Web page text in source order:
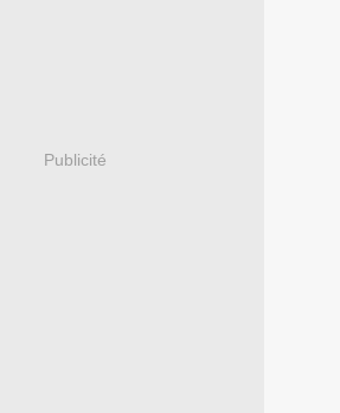
Publicité